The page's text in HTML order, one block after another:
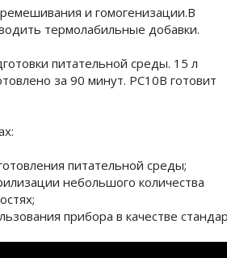
и гомогенизации.В
термолабильные добавки.
питательной среды. 15 л
за 90 минут. PC10B готовит
питательной среды;
небольшого количества
прибора в качестве